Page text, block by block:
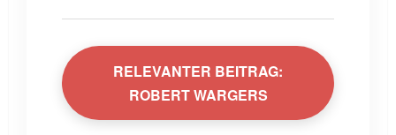
RELEVANTER BEITRAG:
ROBERT WARGERS